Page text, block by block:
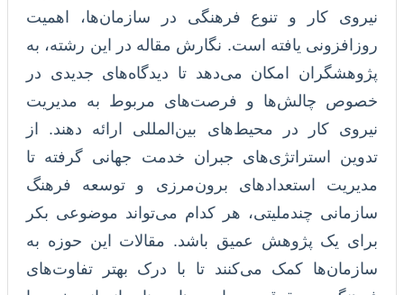
نیروی کار و تنوع فرهنگی در سازمان‌ها، اهمیت
روزافزونی یافته است. نگارش مقاله در این رشته، به
پژوهشگران امکان می‌دهد تا دیدگاه‌های جدیدی در
خصوص چالش‌ها و فرصت‌های مربوط به مدیریت
نیروی کار در محیط‌های بین‌المللی ارائه دهند. از
تدوین استراتژی‌های جبران خدمت جهانی گرفته تا
مدیریت استعدادهای برون‌مرزی و توسعه فرهنگ
سازمانی چندملیتی، هر کدام می‌تواند موضوعی بکر
برای یک پژوهش عمیق باشد. مقالات این حوزه به
سازمان‌ها کمک می‌کنند تا با درک بهتر تفاوت‌های